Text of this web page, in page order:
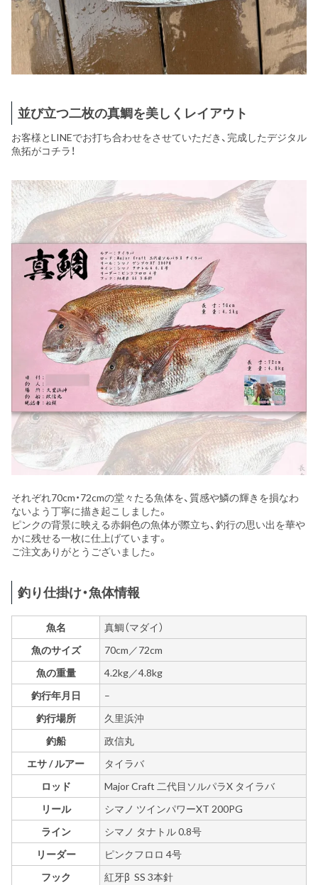
並び立つ二枚の真鯛を美しくレイアウト
お客様とLINEでお打ち合わせをさせていただき、完成したデジタル
魚拓がコチラ！
それぞれ70cm・72cmの堂々たる魚体を、質感や鱗の輝きを損なわ
ないよう丁寧に描き起こしました。
ピンクの背景に映える赤銅色の魚体が際立ち、釣行の思い出を華や
かに残せる一枚に仕上げています。
ご注文ありがとうございました。
釣り仕掛け・魚体情報
魚名
真鯛（マダイ）
魚のサイズ
70cm／72cm
魚の重量
4.2kg／4.8kg
釣行年月日
–
釣行場所
久里浜沖
釣船
政信丸
エサ / ルアー
タイラバ
ロッド
Major Craft 二代目ソルパラX タイラバ
リール
シマノ ツインパワーXT 200PG
ライン
シマノ タナトル 0.8号
リーダー
ピンクフロロ 4号
フック
紅牙β SS 3本針